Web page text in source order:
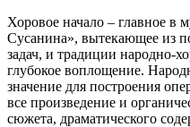
Хоровое начало – главное в
Сусанина», вытекающее из
задач, и традиции народно-
глубокое воплощение.
значение для построения
все произведение и
сюжета, драматического